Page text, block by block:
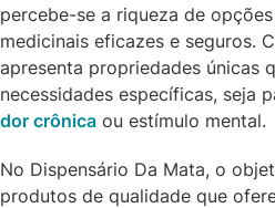
percebe-se a riqueza de
medicinais eficazes e seguros.
apresenta propriedades únicas
necessidades específicas, seja
dor crônica ou estímulo mental.
No Dispensário Da Mata, o
produtos de qualidade que